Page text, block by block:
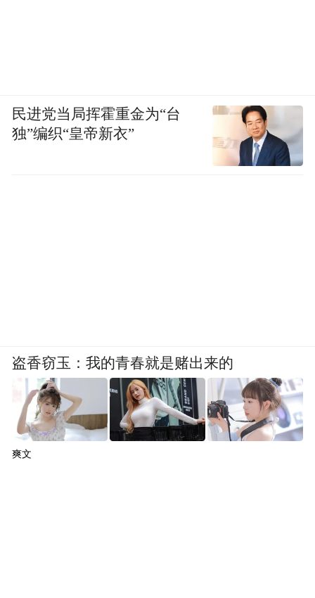
民进党当局挥霍重金为“台
独”编织“皇帝新衣”
盗香窃玉：我的青春就是赌出来的
爽文